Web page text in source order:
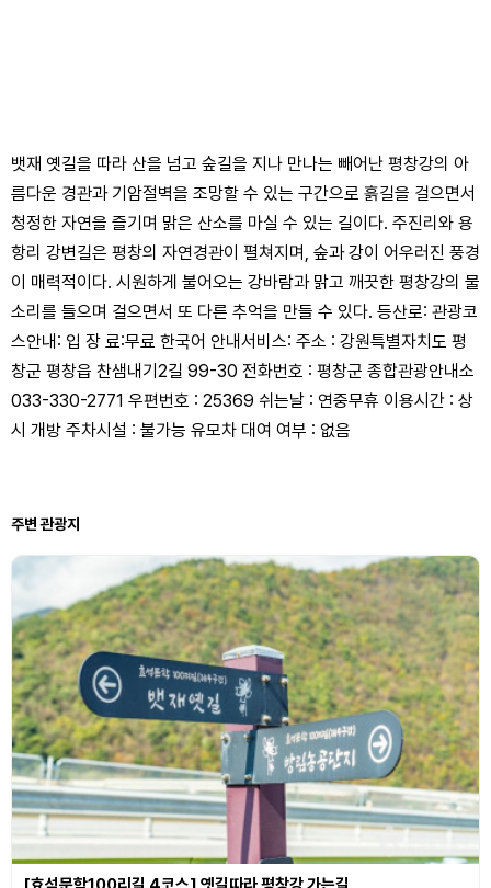
뱃재 옛길을 따라 산을 넘고 숲길을 지나 만나는 빼어난 평창강의 아
름다운 경관과 기암절벽을 조망할 수 있는 구간으로 흙길을 걸으면서
청정한 자연을 즐기며 맑은 산소를 마실 수 있는 길이다. 주진리와 용
항리 강변길은 평창의 자연경관이 펼쳐지며, 숲과 강이 어우러진 풍경
이 매력적이다. 시원하게 불어오는 강바람과 맑고 깨끗한 평창강의 물
소리를 들으며 걸으면서 또 다른 추억을 만들 수 있다. 등산로: 관광코
스안내: 입 장 료:무료 한국어 안내서비스: 주소 : 강원특별자치도 평
창군 평창읍 찬샘내기2길 99-30 전화번호 : 평창군 종합관광안내소
033-330-2771 우편번호 : 25369 쉬는날 : 연중무휴 이용시간 : 상
시 개방 주차시설 : 불가능 유모차 대여 여부 : 없음
주변 관광지